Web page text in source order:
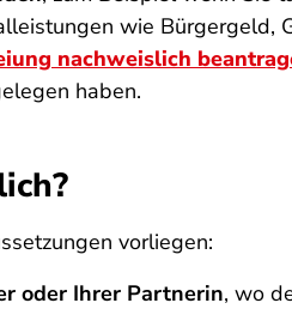
wie Bürgergeld,
nachweislich
haben.
vorliegen:
oder Ihrer Partnerin, wo